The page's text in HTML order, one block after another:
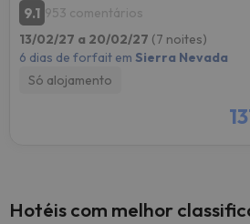
9.1 953 comentários
13/02/27 a 20/02/27 (7 noites)
6 dias de forfait em Sierra Nevada
Só alojamento
Hotéis com melhor